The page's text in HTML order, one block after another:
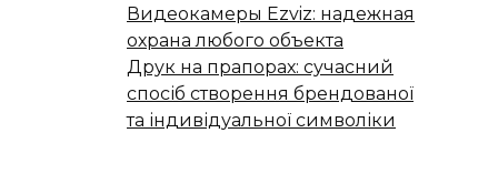
Видеокамеры Ezviz: надежная
охрана любого объекта
Друк на прапорах: сучасний
спосіб створення брендованої
та індивідуальної символіки